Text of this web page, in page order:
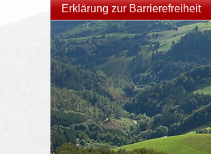
Erklärung zur Barrierefreiheit